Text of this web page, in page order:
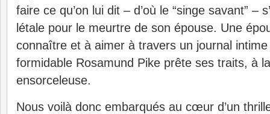
faire ce qu’on lui dit – d’où le “singe savant” –
létale pour le meurtre de son épouse. Une
connaître et à aimer à travers un journal
formidable Rosamund Pike prête ses traits, à
ensorceleuse.
Nous voilà donc embarqués au cœur d’un